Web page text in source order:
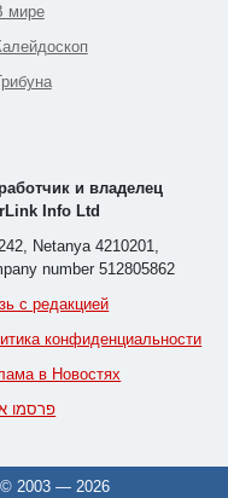
мире
и владелец
Info Ltd
Netanya 4210201,
number 512805862
с редакцией
конфиденциальности
в Новостях
פרסמו
© 2003 —2026